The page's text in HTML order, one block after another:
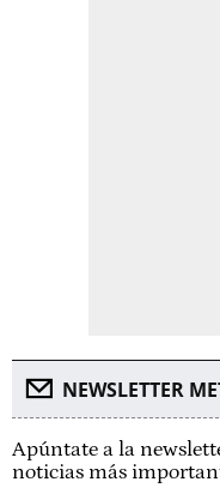
NEWSLETTER
Apúntate a la
noticias más